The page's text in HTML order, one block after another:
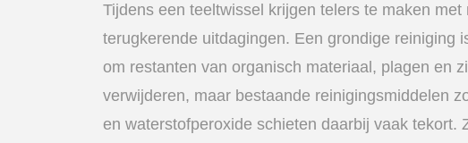
Tijdens een teeltwissel krijgen telers te maken met
terugkerende uitdagingen. Een grondige reiniging
om restanten van organisch materiaal, plagen en
verwijderen, maar bestaande reinigingsmiddelen
en waterstofperoxide schieten daarbij vaak tekort.